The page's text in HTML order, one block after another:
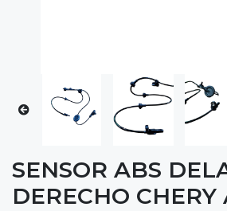
SENSOR ABS
DERECHO CHERY